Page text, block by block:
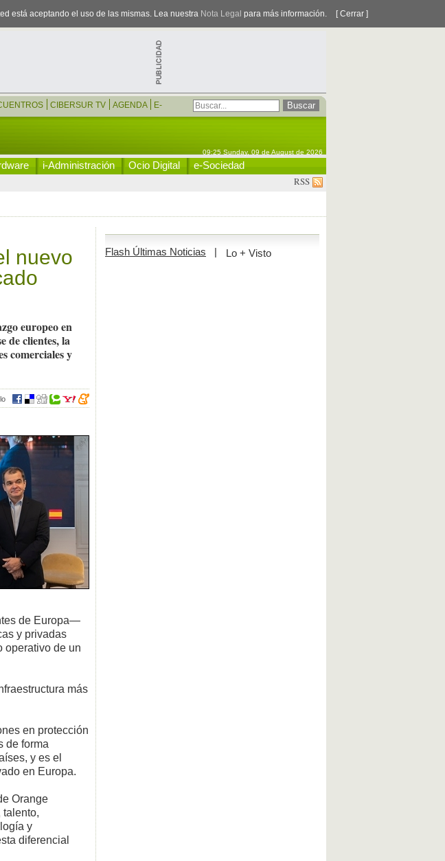
está aceptando el uso de las mismas. Lea nuestra Nota Legal para más información. [ Cerrar ]
CIBERSUR TV AGENDA
E-
09:25 Sunday, 09 de August de 2026
i-Administración Ocio Digital e-Sociedad
RSS
nuevo
europeo en
de clientes, la
comerciales y
de Europa—
y privadas
operativo de un
más
en protección
de forma
y es el
en Europa.
Orange
y
diferencial
Flash Últimas Noticias | Lo + Visto